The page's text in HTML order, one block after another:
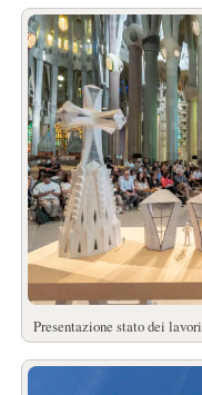
Presentazione stato dei lavori